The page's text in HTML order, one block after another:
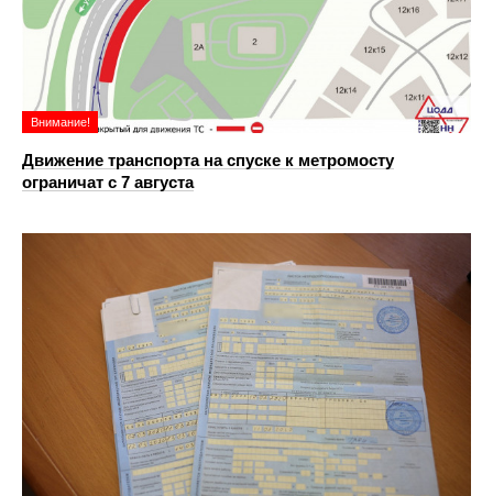
Внимание!
Движение транспорта на спуске к метромосту
ограничат с 7 августа